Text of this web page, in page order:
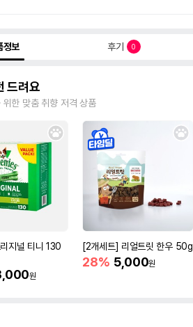
정보 후기 0
드려요
위한 맞춤 취향 저격 상품
지널 티니 130
원
[2개세트] 리얼트릿 한우 50g
28% 5,000원